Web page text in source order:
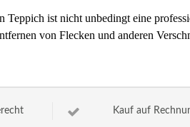
Teppich ist nicht unbedingt eine
von Flecken und anderen
Kauf auf